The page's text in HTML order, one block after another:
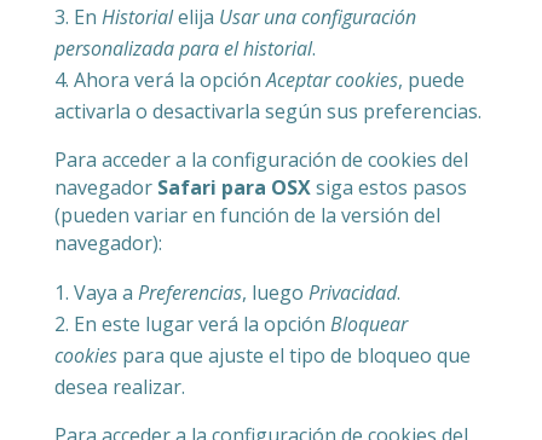
En Historialelija Usar una configuración
personalizada para el historial.
Ahora verá la opciónAceptar cookies, puede
activarla o desactivarla según sus preferencias.
Para acceder a la configuración de cookies del
navegador Safari para OSXsiga estos pasos
(pueden variar en función de la versión del
navegador):
Vaya a Preferencias, luego Privacidad.
En este lugar verá la opción Bloquear
cookiespara que ajuste el tipo de bloqueo que
desea realizar.